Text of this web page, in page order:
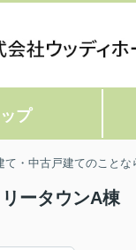
ップ
て・中古戸建てのこと
リータウンA棟